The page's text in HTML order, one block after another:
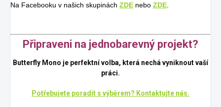
Na Facebooku v našich skupinách ZDE nebo ZDE
Připraveni na jednobarevný projekt?
Butterfly Mono je perfektní volba, která nechá vyniknout vaší
práci.
Potřebujete poradit s výběrem? Kontaktujte nás.